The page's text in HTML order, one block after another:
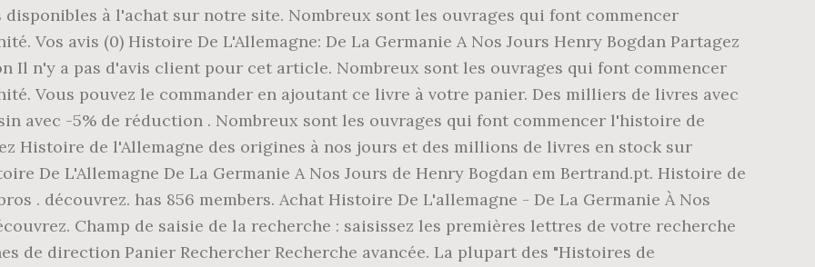
à l'achat sur notre site. Nombreux sont les ouvrages qui font commencer
Vos avis (0) Histoire De L'Allemagne: De La Germanie A Nos Jours Henry Bogdan Partagez
Il n'y a pas d'avis client pour cet article. Nombreux sont les ouvrages qui font commencer
Vous pouvez le commander en ajoutant ce livre à votre panier. Des milliers de livres avec
avec -5% de réduction . Nombreux sont les ouvrages qui font commencer l'histoire de
Histoire de l'Allemagne des origines à nos jours et des millions de livres en stock sur
De L'Allemagne De La Germanie A Nos Jours de Henry Bogdan em Bertrand.pt. Histoire de
. découvrez. has 856 members. Achat Histoire De L'allemagne - De La Germanie À Nos
Champ de saisie de la recherche : saisissez les premières lettres de votre recherche
de direction Panier Rechercher Recherche avancée. La plupart des "Histoires de